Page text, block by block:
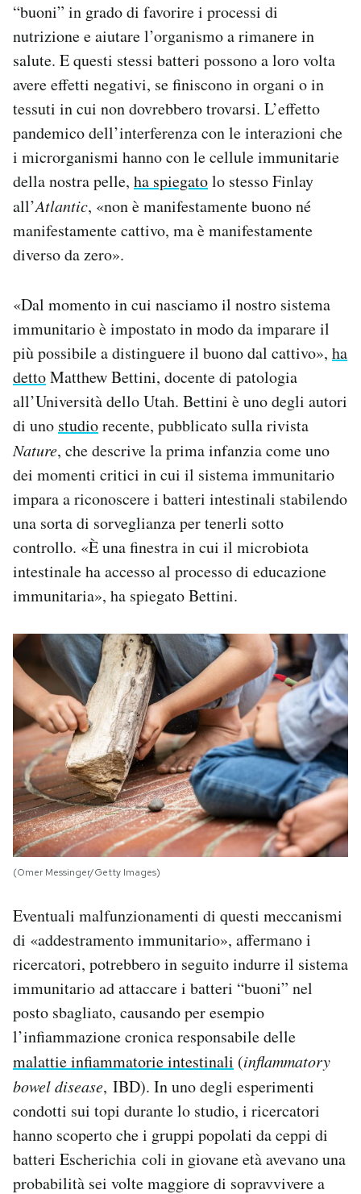
“buoni” in grado di favorire i processi di
nutrizione e aiutare l’organismo a rimanere in
salute. E questi stessi batteri possono a loro volta
avere effetti negativi, se finiscono in organi o in
tessuti in cui non dovrebbero trovarsi. L’effetto
pandemico dell’interferenza con le interazioni che
i microrganismi hanno con le cellule immunitarie
della nostra pelle, ha spiegatolo stesso Finlay
all’Atlantic, «non è manifestamente buono né
manifestamente cattivo, ma è manifestamente
diverso da zero».
«Dal momento in cui nasciamo il nostro sistema
immunitario è impostato in modo da imparare il
più possibile a distinguere il buono dal cattivo», ha
dettoMatthew Bettini, docente di patologia
all’Università dello Utah. Bettini è uno degli autori
di uno studiorecente, pubblicato sulla rivista
Nature, che descrive la prima infanzia come uno
dei momenti critici in cui il sistema immunitario
impara a riconoscere i batteri intestinali stabilendo
una sorta di sorveglianza per tenerli sotto
controllo. «È una finestra in cui il microbiota
intestinale ha accesso al processo di educazione
immunitaria», ha spiegato Bettini.
(Omer Messinger/Getty Images)
Eventuali malfunzionamenti di questi meccanismi
di «addestramento immunitario», affermano i
ricercatori, potrebbero in seguito indurre il sistema
immunitario ad attaccare i batteri “buoni” nel
posto sbagliato, causando per esempio
l’infiammazione cronica responsabile delle
malattie infiammatorie intestinali (inflammatory
bowel disease, IBD). In uno degli esperimenti
condotti sui topi durante lo studio, i ricercatori
hanno scoperto che i gruppi popolati da ceppi di
batteri Escherichia coli in giovane età avevano una
probabilità sei volte maggiore di sopravvivere a